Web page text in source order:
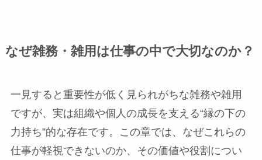
なぜ雑務・雑用は仕事の中で大切なのか？
一見すると重要性が低く見られがちな雑務や雑用
ですが、実は組織や個人の成長を支える“縁の下の
力持ち”的な存在です。この章では、なぜこれらの
仕事が軽視できないのか、その価値や役割につい